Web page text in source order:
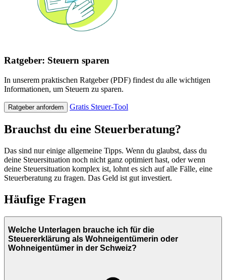
Ratgeber: Steuern sparen
In unserem praktischen Ratgeber (PDF) findest du alle wichtigen
Informationen, um Steuern zu sparen.
Ratgeber anfordern Gratis Steuer-Tool
Brauchst du eine Steuerberatung?
Das sind nur einige allgemeine Tipps. Wenn du glaubst, dass du
deine Steuersituation noch nicht ganz optimiert hast, oder wenn
deine Steuersituation komplex ist, lohnt es sich auf alle Fälle, eine
Steuerberatung zu fragen. Das Geld ist gut investiert.
Häufige Fragen
Welche Unterlagen brauche ich für die
Steuererklärung als Wohneigentümerin oder
Wohneigentümer in der Schweiz?